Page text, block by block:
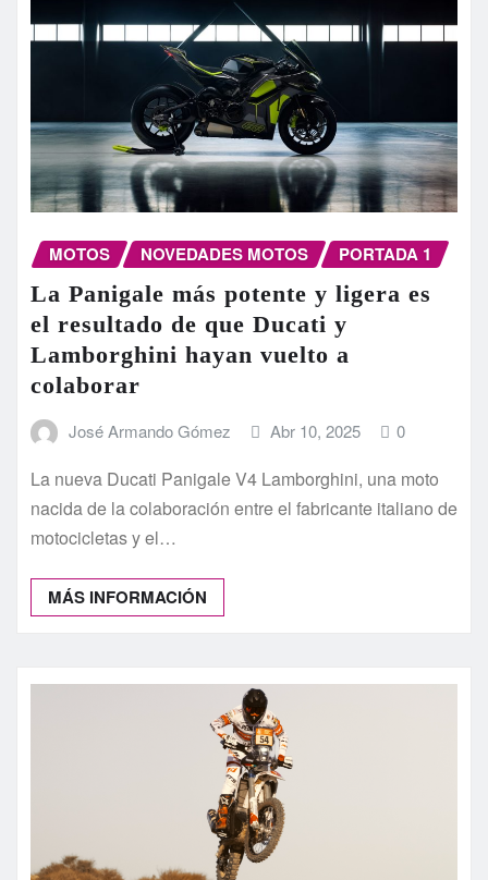
MOTOS NOVEDADES MOTOS PORTADA 1
La Panigale más potente y ligera es
el resultado de que Ducati y
Lamborghini hayan vuelto a
colaborar
José Armando Gómez Abr 10, 2025 0
La nueva Ducati Panigale V4 Lamborghini, una moto
nacida de la colaboración entre el fabricante italiano de
motocicletas y el…
MÁS INFORMACIÓN